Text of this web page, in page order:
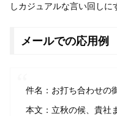
しカジュアルな言い回しに
メールでの応用例
件名：お打ち合わせの
本文：立秋の候、貴社